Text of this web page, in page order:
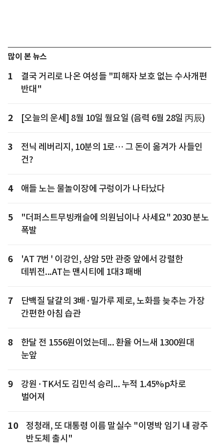
많이 본 뉴스
1
결국 거리로 나온 여성들 "피해자 보호 없는 수사개편
반대"
2 [오늘의 운세] 8월 10일 월요일 (음력 6월 28일 丙辰)
3
전닉 레버리지, 10분의 1로… 그 돈이 옮겨가 사들인
건?
4 애들 노는 물놀이장에 구렁이가 나타났다
5
"더퍼스트무빙캐슬에 의원님이나 사세요" 2030 분노
폭발
6
'AT 7번 ' 이강인, 상암 5만 관중 앞에서 강렬한
데뷔전...AT는 맨시티에 1대3 패배
7
단백질 달걀의 3배·밀가루 제로, 노화를 늦추는 가장
간편한 아침 습관
8
한달 전 1556원이었는데... 환율 어느새 1300원대
눈앞
9
강원·TK서도 김민석 승리... 누적 1.45%p차로
벌어져
10
정청래, 또 대통령 이름 말실수 "이명박 임기 내 광주
반도체 출시"